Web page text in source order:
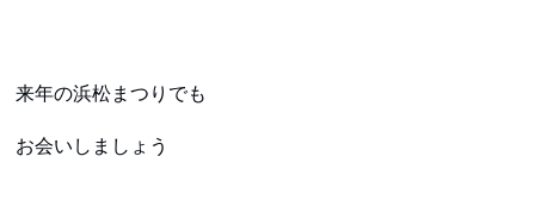
来年の浜松まつりでも
お会いしましょう